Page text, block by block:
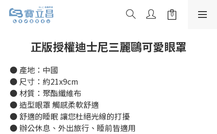
正版授權迪士尼三麗鷗可愛眼罩
● 產地：中國
● 尺寸：約21x9cm
● 材質：聚酯纖維布
● 造型眼罩 觸感柔軟舒適
● 舒適的睡眠 讓您杜絕光線的打擾
● 辦公休息、外出旅行、睡前皆適用